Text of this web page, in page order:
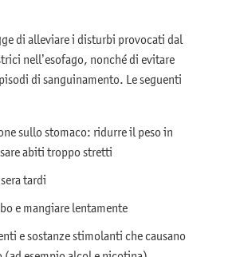
di alleviare i disturbi provocati dal
nell’esofago, nonché di evitare
di sanguinamento. Le seguenti
sullo stomaco: ridurre il peso in
abiti troppo stretti
tardi
e mangiare lentamente
e sostanze stimolanti che causano